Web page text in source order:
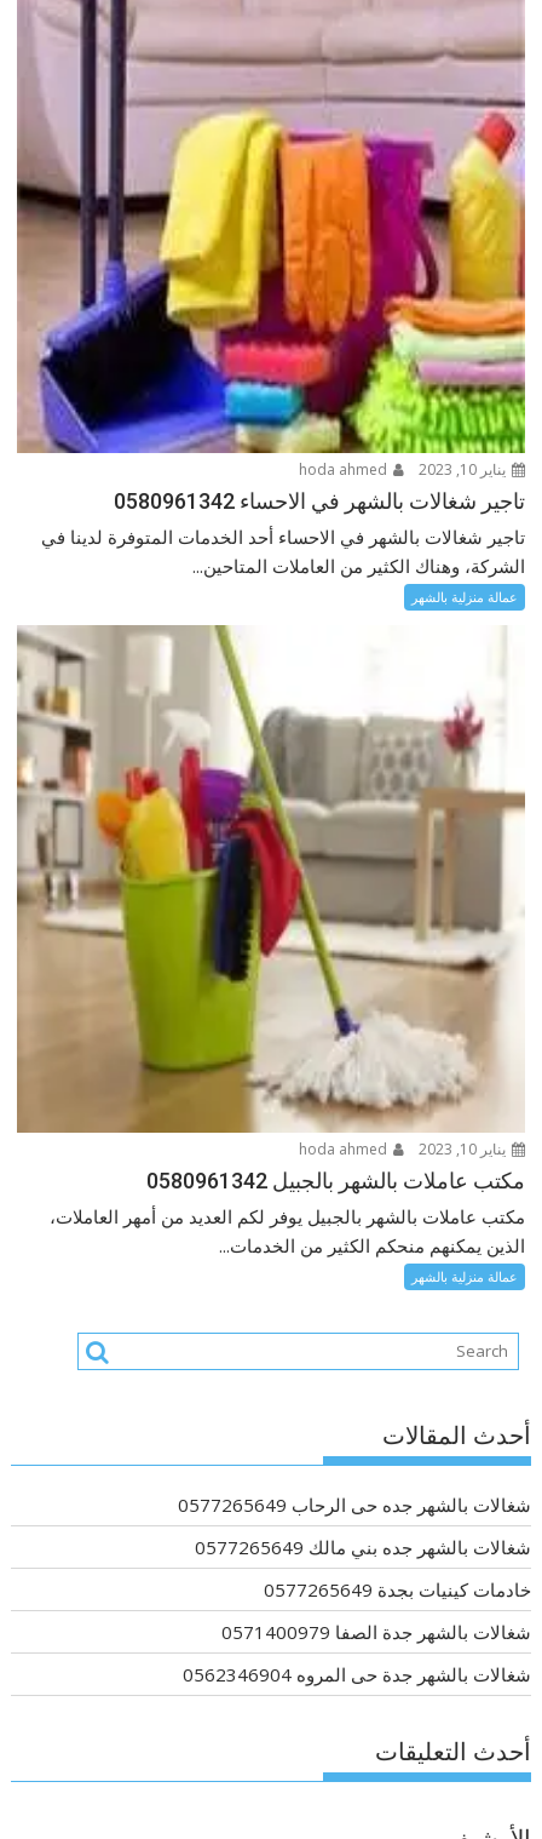
يناير 10, 2023
تاجير شغالات بالشهر في الاحساء 0580961342
تاجير شغالات بالشهر في الاحساء أحد الخدمات المتوفرة لدينا في
الشركة، وهناك الكثير من العاملات المتاحين...
عمالة منزلية بالشهر
يناير 10, 2023
مكتب عاملات بالشهر بالجبيل 0580961342
مكتب عاملات بالشهر بالجبيل يوفر لكم العديد من أمهر العاملات،
الذين يمكنهم منحكم الكثير من الخدمات...
عمالة منزلية بالشهر
أحدث المقالات
شغالات بالشهر جده حى الرحاب 0577265649
شغالات بالشهر جده بني مالك 0577265649
خادمات كينيات بجدة 0577265649
شغالات بالشهر جدة الصفا 0571400979
شغالات بالشهر جدة حى المروه 0562346904
أحدث التعليقات